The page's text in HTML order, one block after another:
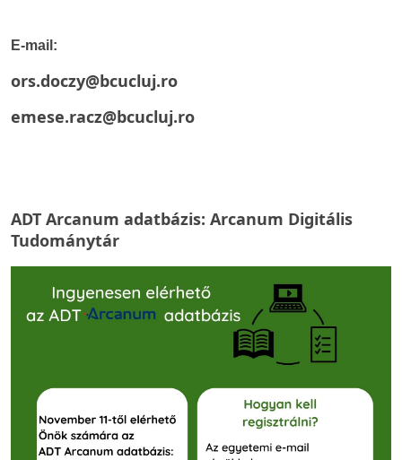
E-mail:
ors.doczy@bcucluj.ro
emese.racz@bcucluj.ro
ADT Arcanum adatbázis: Arcanum Digitális
Tudománytár